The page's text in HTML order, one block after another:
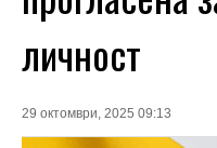
личност
29 октомври, 2025 09:13